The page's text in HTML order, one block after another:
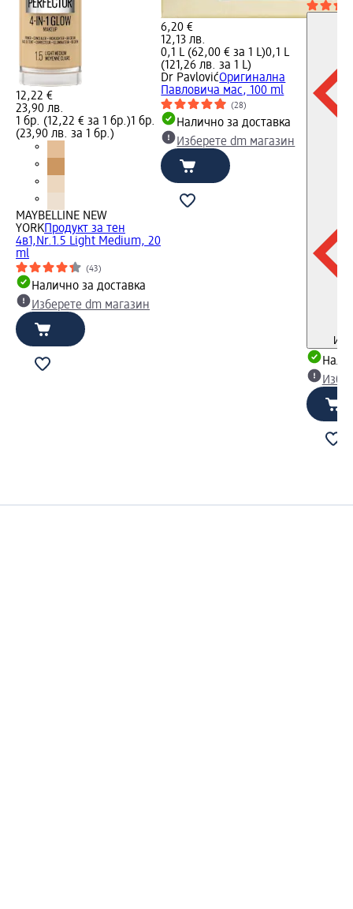
12,22 €
23,90 лв.
1 бр. (12,22 € за 1 бр.)1 бр.
(23,90 лв. за 1 бр.)
MAYBELLINE NEW
YORKПродукт за тен
4в1,Nr.1.5 Light Medium, 20
ml
(43)
Налично за доставка
Изберете dm магазин
6,20 €
12,13 лв.
0,1 L (62,00 € за 1 L)0,1 L
(121,26 лв. за 1 L)
Dr PavlovićОригинална
Павловича мас, 100 ml
(28)
Налично за доставка
Изберете dm магазин